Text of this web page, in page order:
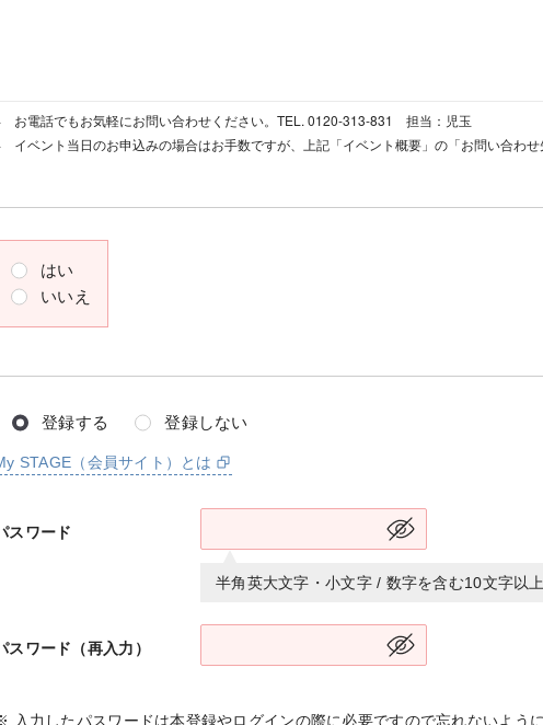
お電話でもお気軽にお問い合わせください。TEL. 0120-313-831 担当：児玉
イベント当日のお申込みの場合はお手数ですが、上記「イベント概要」の「お問い合わせ
はい
いいえ
登録する 登録しない
STAGE（会員サイト）とは
スワード
半角英大文字・小文字 / 数字を含む10文字以
スワード（再入力）
入力したパスワードは本登録やログインの際に必要ですので忘れないように